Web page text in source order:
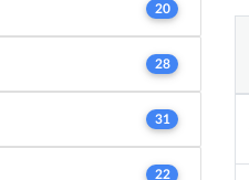
20
28
31
22